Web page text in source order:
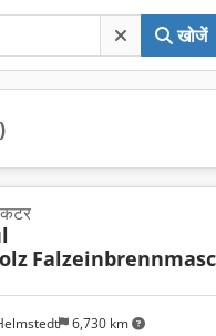
खोजें
6,730 km